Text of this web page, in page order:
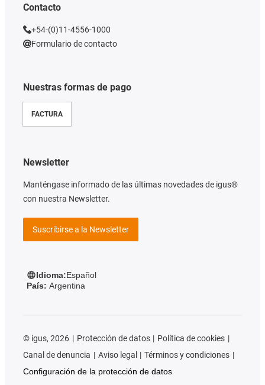
Nuestras formas de pago
FACTURA
Contacto
+54-(0)11-4556-1000
Formulario de contacto
Newsletter
Manténgase informado de las últimas novedades de igus®
con nuestra Newsletter.
Suscribirse a la Newsletter
Idioma:Español
País: Argentina
© igus, 2026 Protección de datos
Política de cookies
Canal de denuncia
Aviso legal
Términos y condiciones
Configuración de la protección de datos